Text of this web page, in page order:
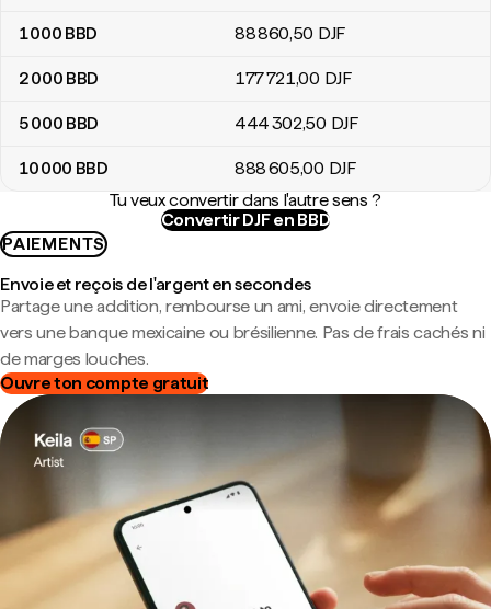
1 000 BBD 88 860,50 DJF
2 000 BBD 177 721,00 DJF
5 000 BBD 444 302,50 DJF
10 000 BBD 888 605,00 DJF
Tu veux convertir dans l'autre sens ?
Convertir DJF en BBD
PAIEMENTS
Envoie et reçois de l'argent en secondes
Partage une addition, rembourse un ami, envoie directement
vers une banque mexicaine ou brésilienne. Pas de frais cachés ni
de marges louches.
Ouvre ton compte gratuit